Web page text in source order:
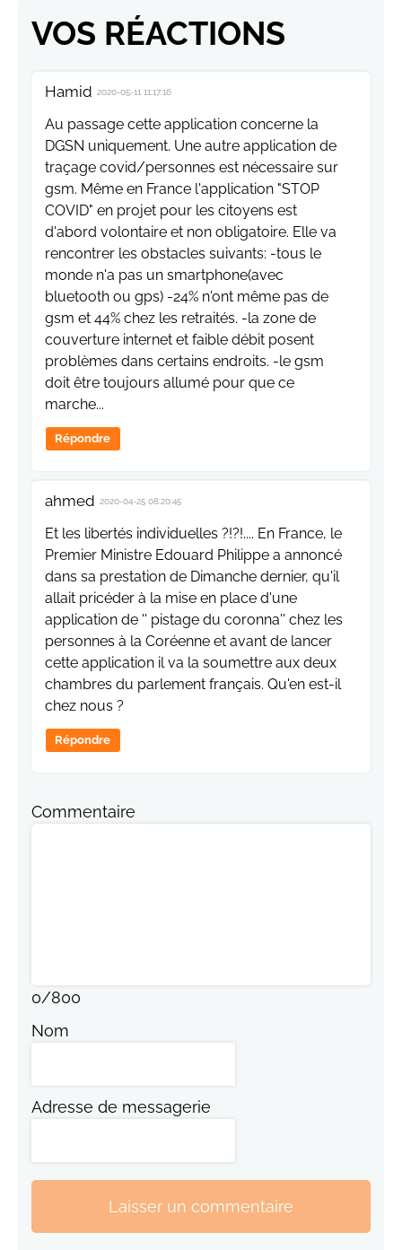
VOS RÉACTIONS
Hamid 2020-05-11 11:17:16
Au passage cette application concerne la
DGSN uniquement. Une autre application de
traçage covid/personnes est nécessaire sur
gsm. Même en France l'application "STOP
COVID" en projet pour les citoyens est
d'abord volontaire et non obligatoire. Elle va
rencontrer les obstacles suivants: -tous le
monde n'a pas un smartphone(avec
bluetooth ou gps) -24% n'ont même pas de
gsm et 44% chez les retraités. -la zone de
couverture internet et faible débit posent
problèmes dans certains endroits. -le gsm
doit être toujours allumé pour que ce
marche...
Répondre
ahmed 2020-04-25 08:20:45
Et les libertés individuelles ?!?!.... En France, le
Premier Ministre Edouard Philippe a annoncé
dans sa prestation de Dimanche dernier, qu'il
allait pricéder à la mise en place d'une
application de '' pistage du coronna'' chez les
personnes à la Coréenne et avant de lancer
cette application il va la soumettre aux deux
chambres du parlement français. Qu'en est-il
chez nous ?
Répondre
Commentaire
0/800
Nom
Adresse de messagerie
Laisser un commentaire